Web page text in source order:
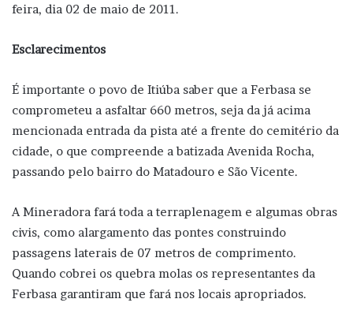
feira, dia 02 de maio de 2011.
Esclarecimentos
É importante o povo de Itiúba saber que a Ferbasa se
comprometeu a asfaltar 660 metros, seja da já acima
mencionada entrada da pista até a frente do cemitério da
cidade, o que compreende a batizada Avenida Rocha,
passando pelo bairro do Matadouro e São Vicente.
A Mineradora fará toda a terraplenagem e algumas obras
civis, como alargamento das pontes construindo
passagens laterais de 07 metros de comprimento.
Quando cobrei os quebra molas os representantes da
Ferbasa garantiram que fará nos locais apropriados.